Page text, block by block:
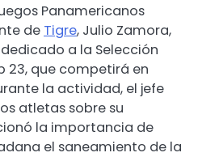
Panamericanos
de Tigre, Julio Zamora,
a la Selección
23, que competirá en
la actividad, el jefe
atletas sobre su
la importancia de
el saneamiento de la